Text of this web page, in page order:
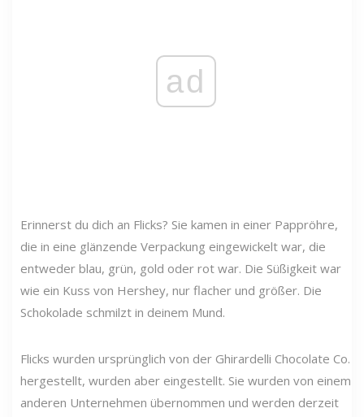
ad
Erinnerst du dich an Flicks? Sie kamen in einer Pappröhre,
die in eine glänzende Verpackung eingewickelt war, die
entweder blau, grün, gold oder rot war. Die Süßigkeit war
wie ein Kuss von Hershey, nur flacher und größer. Die
Schokolade schmilzt in deinem Mund.
Flicks wurden ursprünglich von der Ghirardelli Chocolate Co.
hergestellt, wurden aber eingestellt. Sie wurden von einem
anderen Unternehmen übernommen und werden derzeit